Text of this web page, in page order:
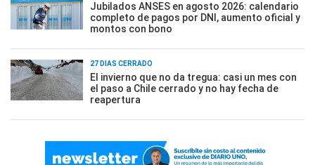
Jubilados ANSES en agosto 2026: calendario
completo de pagos por DNI, aumento oficial y
montos con bono
27 DÍAS CERRADO
El invierno que no da tregua: casi un mes con
el paso a Chile cerrado y no hay fecha de
reapertura